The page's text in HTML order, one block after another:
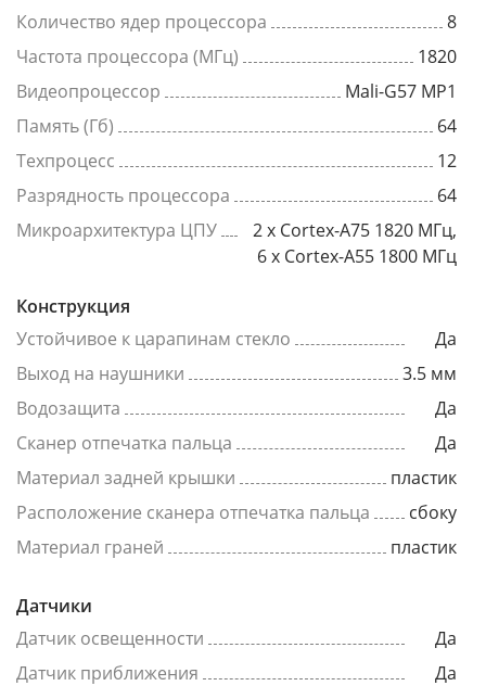
Количество ядер процессора
8
Частота процессора (МГц)
1820
Видеопроцессор
Mali-G57 MP1
Память (Гб)
64
Техпроцесс
12
Разрядность процессора
64
Микроархитектура ЦПУ
2 x Cortex-A75 1820 МГц,
6 x Cortex-A55 1800 МГц
Конструкция
Устойчивое к царапинам стекло
Да
Выход на наушники
3.5 мм
Водозащита
Да
Сканер отпечатка пальца
Да
Материал задней крышки
пластик
Расположение сканера отпечатка пальца
сбоку
Материал граней
пластик
Датчики
Датчик освещенности
Да
Датчик приближения
Да